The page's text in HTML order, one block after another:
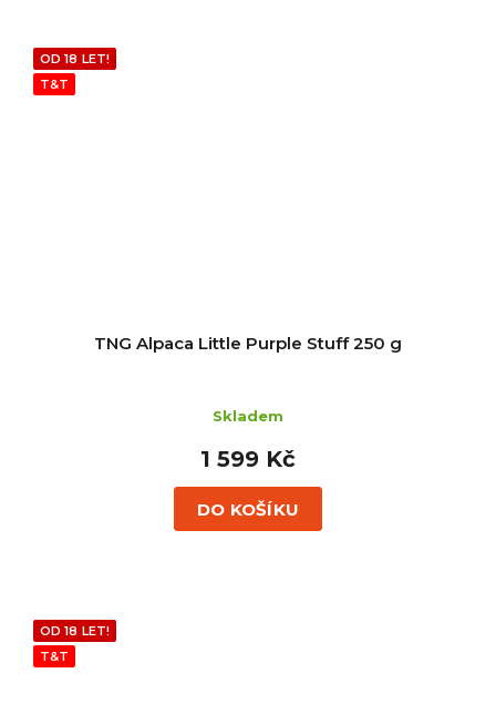
OD 18 LET!
T&T
TNG Alpaca Little Purple Stuff 250 g
Skladem
1 599 Kč
DO KOŠÍKU
OD 18 LET!
T&T